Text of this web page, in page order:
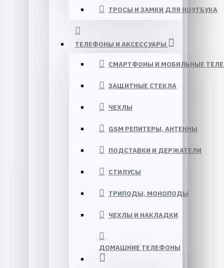
ТРОСЫ И ЗАМКИ ДЛЯ НОУТБУКА
ТЕЛЕФОНЫ И АКСЕССУАРЫ
СМАРТФОНЫ И МОБИЛЬНЫЕ
ЗАЩИТНЫЕ СТЕКЛА
ЧЕХЛЫ
GSM РЕПИТЕРЫ, АНТЕННЫ
ПОДСТАВКИ И ДЕРЖАТЕЛИ
СТИЛУСЫ
ТРИПОДЫ, МОНОПОДЫ
ЧЕХЛЫ И НАКЛАДКИ
ДОМАШНИЕ ТЕЛЕФОНЫ